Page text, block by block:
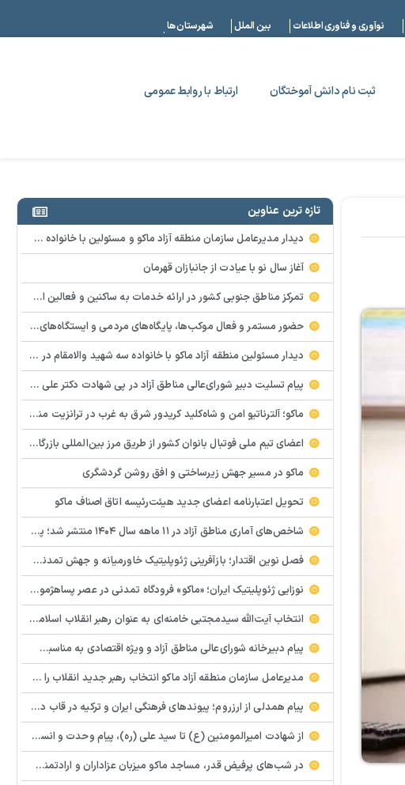
نوآوری و فناوری اطلاعات بین الملل شهرستان ها
ثبت نام دانش آموختگان
ارتباط با روابط عمومی
تازه ترین عناوین
دیدار مدیرعامل سازمان منطقه آزاد ماکو و مسئولین با خانواده شهدای معزز شهرستان های شوط وپلدشت
آغاز سال نو با عیادت از جانبازان قهرمان
تمرکز مناطق جنوبی کشور در ارائه خدمات به ساکنین و فعالین اقتصادی
حضور مستمر و فعال موکب‌ها، پایگاه‌های مردمی و ایستگاه‌های صلواتی، تجلی اراده‌ای پولادین در منطقه آزاد ماکو
دیدار مسئولین منطقه آزاد ماکو با خانواده سه شهید والامقام در دومین روز از سال جدید
پیام تسلیت دبیر شورای‌عالی مناطق آزاد در پی شهادت دکتر علی لاریجانی
ماکو؛ آلترناتیو امن و شاه‌کلید کریدور شرق به غرب در ترانزیت منطقه‌ای
اعضای تیم ملی فوتبال بانوان کشور از طریق مرز بین‌المللی بازرگان در منطقه آزاد ماکو وارد میهن شدند
ماکو در مسیر جهش زیرساختی و افق روشن گردشگری
تحویل اعتبارنامه اعضای جدید هیئت‌رئیسه اتاق اصناف ماکو
شاخص‌های آماری مناطق آزاد در ۱۱ ماهه سال ۱۴۰۴ منتشر شد؛ پایداری اقتصادی در شرایط جنگی؛ صادرات مناطق آزاد ۱۴ درصد رشد کرد
فصل نوین اقتدار؛ بازآفرینی ژئوپلیتیک خاورمیانه و جهش تمدنی ایران در افق حکمرانی جدید
نوزایی ژئوپلیتیک ایران؛ «ماکو» فرودگاه تمدنی در عصر پساهژمونی
انتخاب آیت‌الله سیدمجتبی خامنه‌ای به عنوان رهبر انقلاب اسلامی بارقه امید و التیام درد ملت داغدار
پیام دبیرخانه شورای‌عالی مناطق آزاد و ویژه اقتصادی به مناسبت انتخاب سومین رهبر انقلاب اسلامی ایران
مدیرعامل سازمان منطقه آزاد ماکو انتخاب رهبر جدید انقلاب را تبریک گفت
پیام همدلی از ارزروم؛ پیوندهای فرهنگی ایران و ترکیه در قاب دیپلماسی مرزی
از شهادت امیرالمومنین (ع) تا سید علی (ره)، پیام وحدت و انسجام اسلامی
در شب‌های پرفیض قدر، مساجد ماکو میزبان عزاداران و ارادتمندان به اهل بیت (ع) هستند.